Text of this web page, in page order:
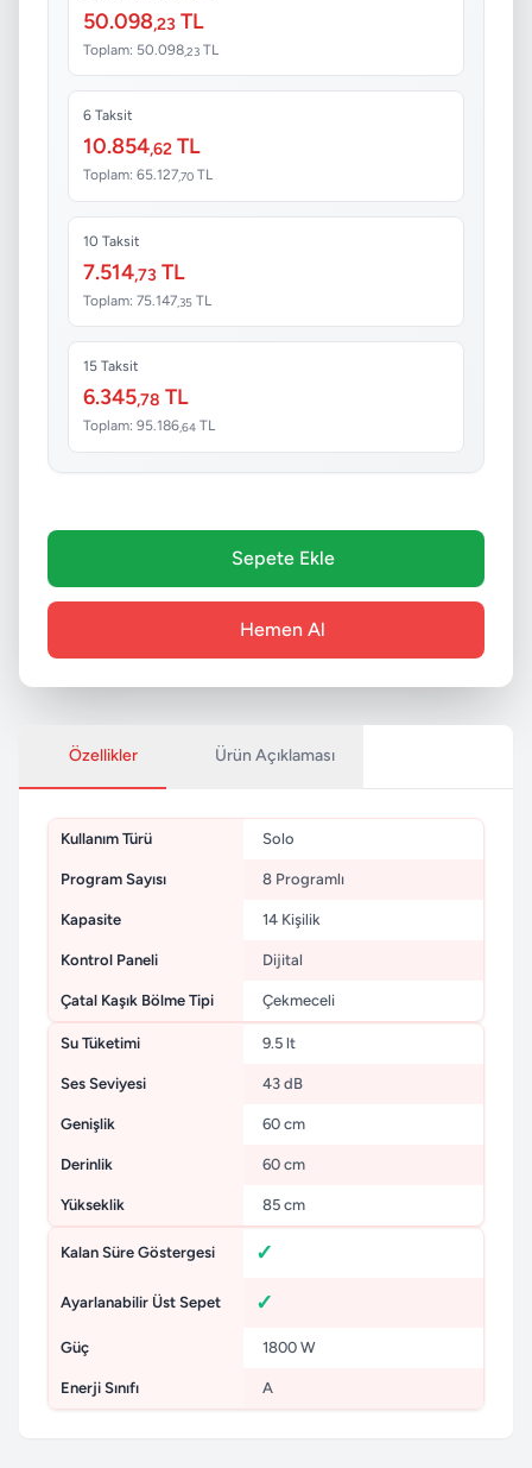
50.098,23 TL
Toplam: 50.098,23 TL
6 Taksit
10.854,62 TL
Toplam: 65.127,70 TL
10 Taksit
7.514,73 TL
Toplam: 75.147 ,35 TL
15 Taksit
6.345,78 TL
Toplam: 95.186,64 TL
Sepete Ekle
Hemen Al
Özellikler Ürün Açıklaması
Kullanım Türü Solo
Program Sayısı 8 Programlı
Kapasite 14 Kişilik
Kontrol Paneli Dijital
Çatal Kaşık Bölme Tipi Çekmeceli
Su Tüketimi 9.5 lt
Ses Seviyesi 43 dB
Genişlik 60 cm
Derinlik 60 cm
Yükseklik 85 cm
Kalan Süre Göstergesi
Ayarlanabilir Üst Sepet
Güç 1800 W
Enerji Sınıfı A